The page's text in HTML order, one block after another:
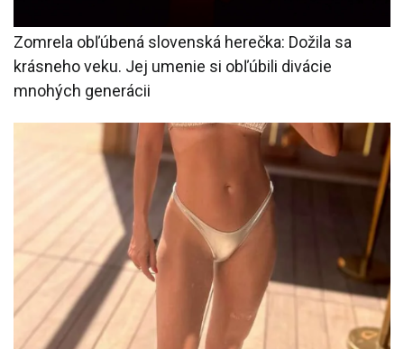
Zomrela obľúbená slovenská herečka: Dožila sa
krásneho veku. Jej umenie si obľúbili divácie
mnohých generácii